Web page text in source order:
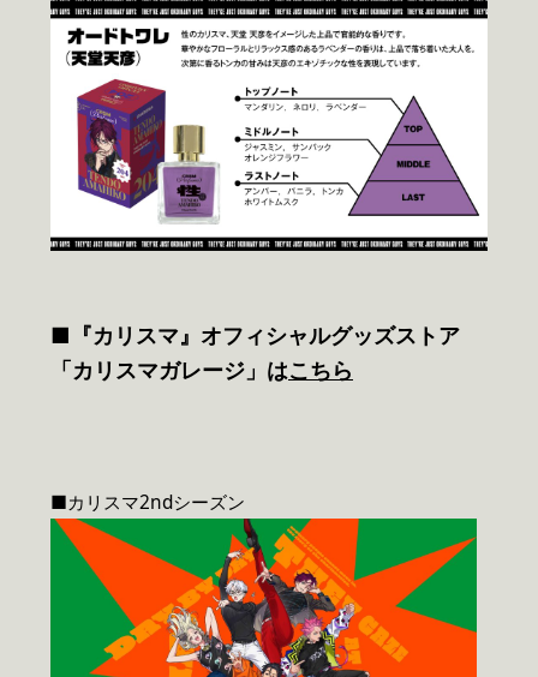
■『カリスマ』オフィシャルグッズストア
「カリスマガレージ」はこちら
■カリスマ2ndシーズン